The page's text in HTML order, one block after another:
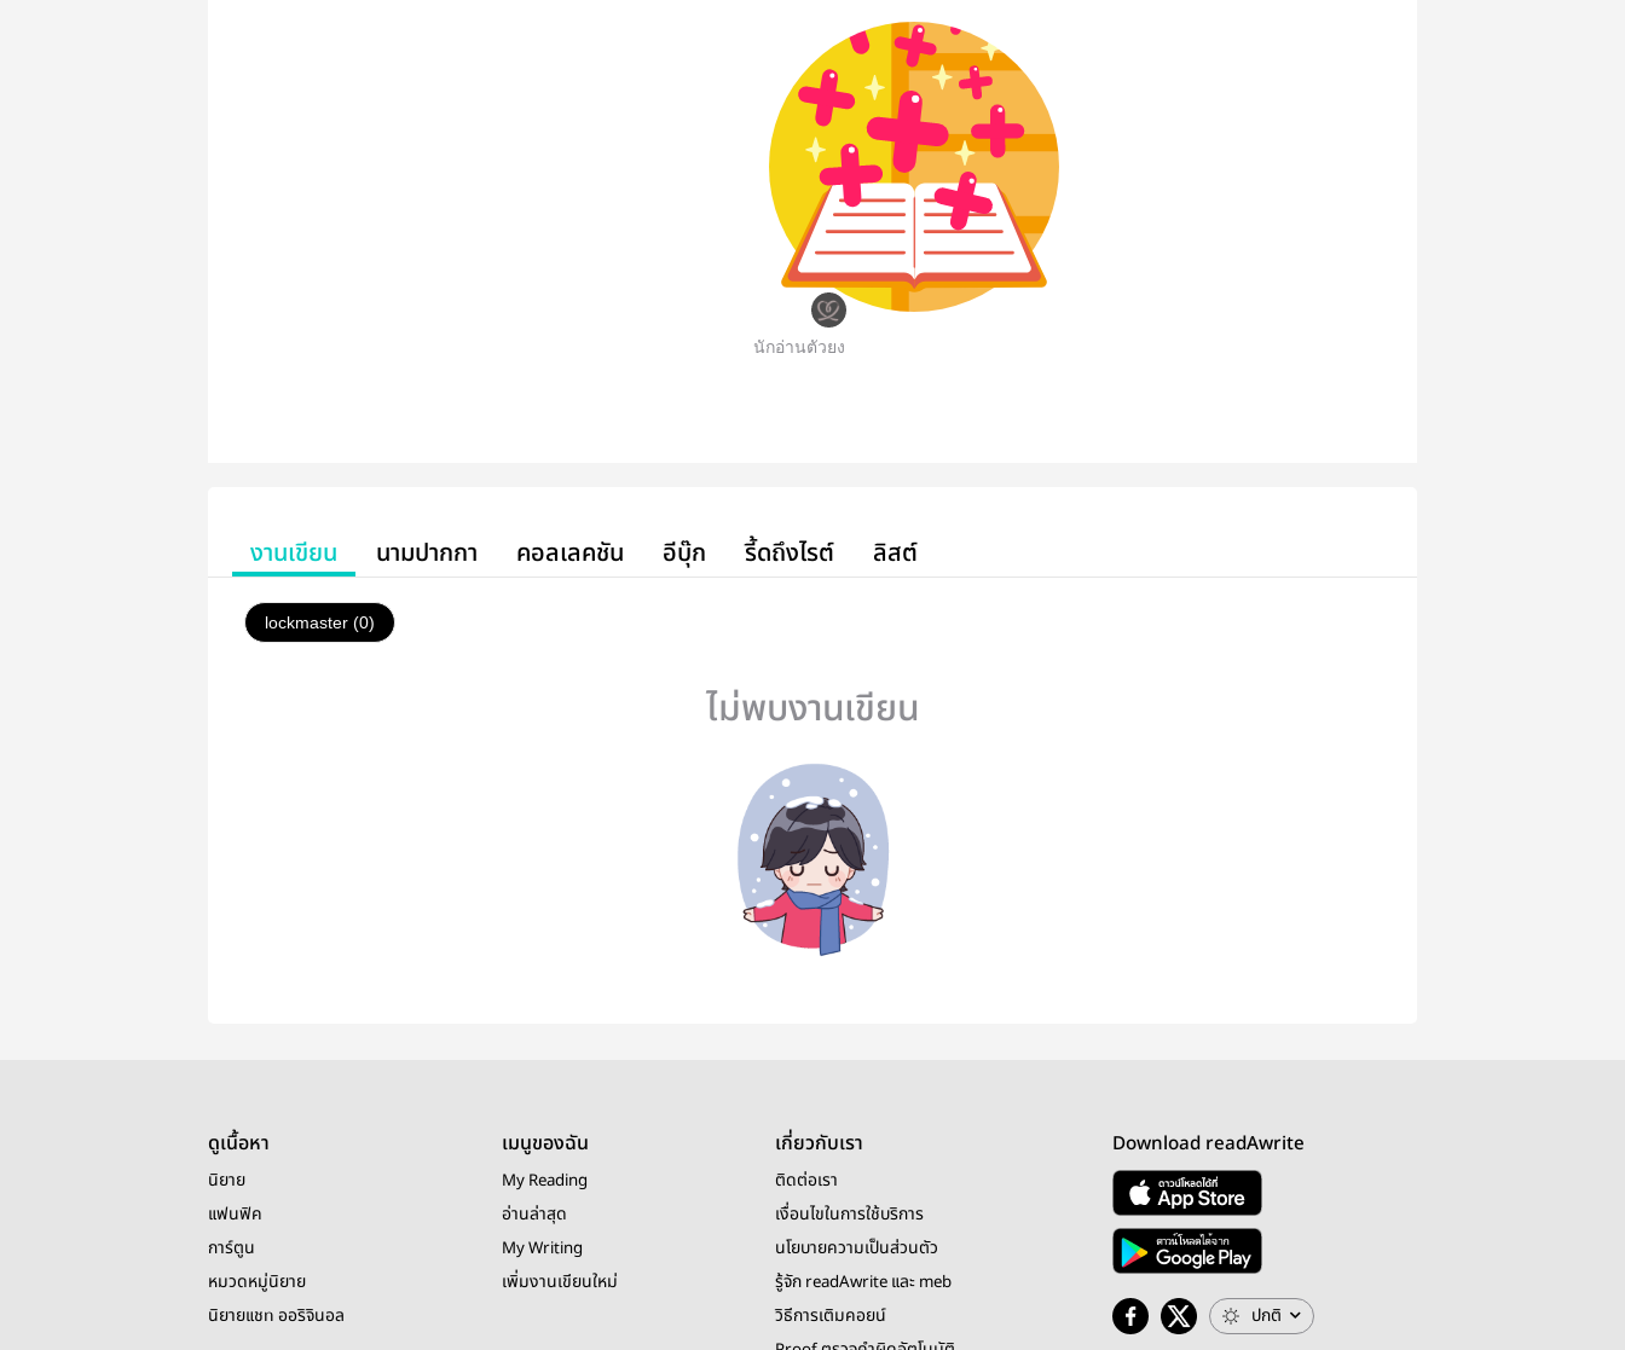
นักอ่านตัวยง
งานเขียน นามปากกา คอลเลคชัน อีบุ๊ก รี้ดถึงไรต์ ลิสต์
lockmaster (0)
ไม่พบงานเขียน
ดูเนื้อหา
นิยาย
แฟนฟิค
การ์ตูน
หมวดหมู่นิยาย
นิยายแชท ออริจินอล
เมนูของฉัน
My Reading
อ่านล่าสุด
My Writing
เพิ่มงานเขียนใหม่
เกี่ยวกับเรา
ติดต่อเรา
เงื่อนไขในการใช้บริการ
นโยบายความเป็นส่วนตัว
รู้จัก readAwrite และ meb
วิธีการเติมคอยน์
Download readAwrite
ปกติ